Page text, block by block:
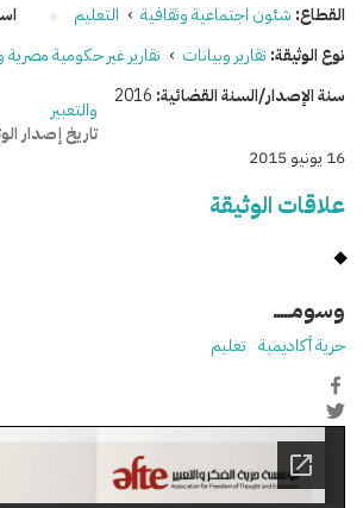
القطاع: شئون اجتماعية وثقافية › التعليم
نوع الوثيقة: تقارير وبيانات › تقارير غير حكومية مصرية
سنة الإصدار/السنة القضائية: 2016
والتعبير
تاريخ إصدار
16 يونيو 2015
علاقات الوثيقة
وسومـــــ
حرية أكاديمية تعليم